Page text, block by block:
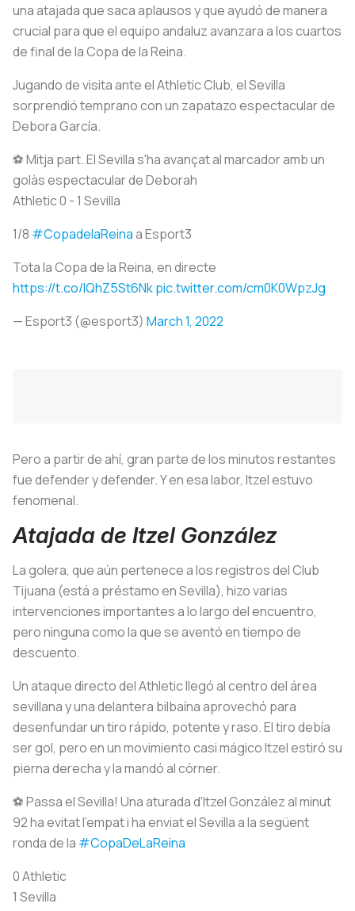
una atajada que saca aplausos y que ayudó de manera
crucial para que el equipo andaluz avanzara a los cuartos
de final de la Copa de la Reina.
Jugando de visita ante el Athletic Club, el Sevilla
sorprendió temprano con un zapatazo espectacular de
Debora García.
⚽ Mitja part. El Sevilla s'ha avançat al marcador amb un
golàs espectacular de Deborah
Athletic 0 - 1 Sevilla
1/8 #CopadelaReinaa Esport3
Tota la Copa de la Reina, en directe
https://t.co/IQhZ5St6Nkpic.twitter.com/cm0K0WpzJg
— Esport3 (@esport3) March 1, 2022
Pero a partir de ahí, gran parte de los minutos restantes
fue defender y defender. Y en esa labor, Itzel estuvo
fenomenal.
Atajada de Itzel González
La golera, que aún pertenece a los registros del Club
Tijuana (está a préstamo en Sevilla), hizo varias
intervenciones importantes a lo largo del encuentro,
pero ninguna como la que se aventó en tiempo de
descuento.
Un ataque directo del Athletic llegó al centro del área
sevillana y una delantera bilbaína aprovechó para
desenfundar un tiro rápido, potente y raso. El tiro debía
ser gol, pero en un movimiento casi mágico Itzel estiró su
pierna derecha y la mandó al córner.
⚽ Passa el Sevilla! Una aturada d'Itzel González al minut
92 ha evitat l'empat i ha enviat el Sevilla a la següent
ronda de la #CopaDeLaReina
0 Athletic
1 Sevilla